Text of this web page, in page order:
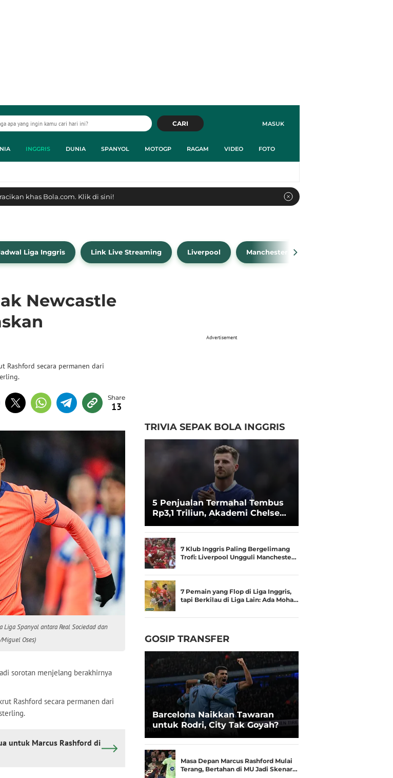
MASUK
CARI
INGGRIS DUNIA SPANYOL MOTOGP RAGAM VIDEO FOTO
khas Bola.com. Klik di sini!
Liga Inggris Link Live Streaming Liverpool Manchester City
Newcastle
Rashford secara permanen dari
13
Spanyol antara Real Sociedad dan
Oses)
sorotan menjelang berakhirnya
Rashford secara permanen dari
untuk Marcus Rashford di
Advertisement
TRIVIA SEPAK BOLA INGGRIS
5 Penjualan Termahal Tembus
Rp3,1 Triliun, Akademi Chelsea
7 Klub Inggris Paling Bergelimang
Trofi: Liverpool Ungguli Mancheste…
7 Pemain yang Flop di Liga Inggris,
tapi Berkilau di Liga Lain: Ada Moha…
GOSIP TRANSFER
Barcelona Naikkan Tawaran
untuk Rodri, City Tak Goyah?
Masa Depan Marcus Rashford Mulai
Terang, Bertahan di MU Jadi Skenar…